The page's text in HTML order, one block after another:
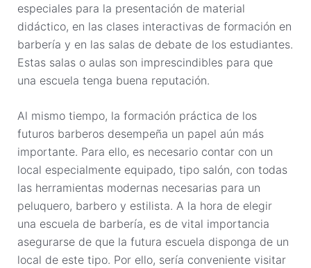
especiales para la presentación de material
didáctico, en las clases interactivas de formación en
barbería y en las salas de debate de los estudiantes.
Estas salas o aulas son imprescindibles para que
una escuela tenga buena reputación.
Al mismo tiempo, la formación práctica de los
futuros barberos desempeña un papel aún más
importante. Para ello, es necesario contar con un
local especialmente equipado, tipo salón, con todas
las herramientas modernas necesarias para un
peluquero, barbero y estilista. A la hora de elegir
una escuela de barbería, es de vital importancia
asegurarse de que la futura escuela disponga de un
local de este tipo. Por ello, sería conveniente visitar